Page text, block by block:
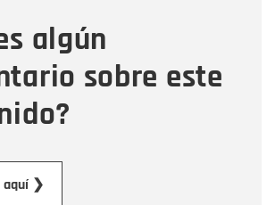
algún
sobre este
aquí ❯